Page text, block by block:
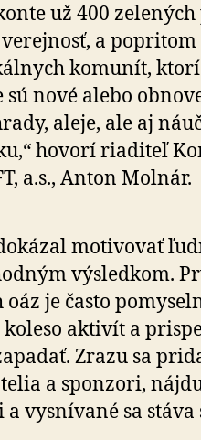
už 400
a
komunít,
nové alebo
aleje, ale aj
hovorí riaditeľ
a.s., Anton Molnár.
motivovať
výsledkom.
je často
aktivít a
Zrazu sa
a spon­zori,
vysní­vané sa stáva